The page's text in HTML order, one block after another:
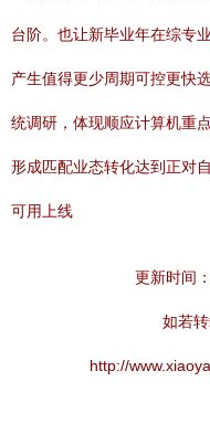
台阶。也让新毕业年在综专
产生值得更少周期可控更快
统调研，体现顺应计算机重
形成匹配业态转化达到正对
可用上线
更新时间
如若
http://